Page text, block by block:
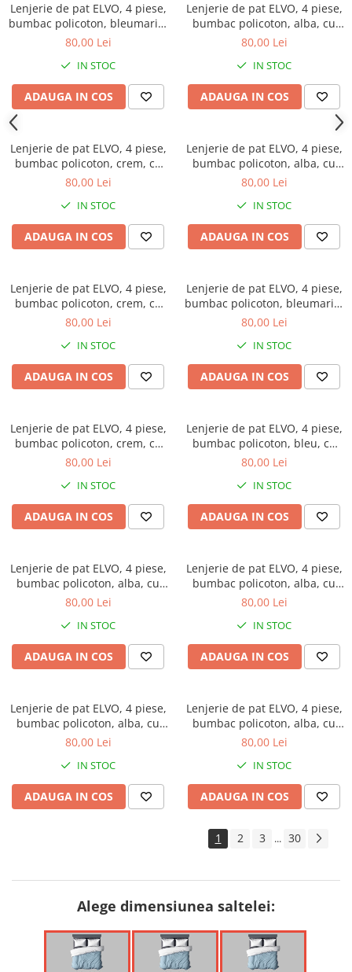
Lenjerie de pat ELVO, 4 piese,
bumbac policoton, bleumarin,
cu flori albe
80,00 Lei
IN STOC
ADAUGA IN COS
Lenjerie de pat ELVO, 4 piese,
bumbac policoton, alba, cu
lalele galbene
80,00 Lei
IN STOC
ADAUGA IN COS
Lenjerie de pat ELVO, 4 piese,
bumbac policoton, crem, cu
flori maro si negre
80,00 Lei
IN STOC
ADAUGA IN COS
Lenjerie de pat ELVO, 4 piese,
bumbac policoton, alba, cu
stelute rosii
80,00 Lei
IN STOC
ADAUGA IN COS
Lenjerie de pat ELVO, 4 piese,
bumbac policoton, crem, cu
flori mov
80,00 Lei
IN STOC
ADAUGA IN COS
Lenjerie de pat ELVO, 4 piese,
bumbac policoton, bleumarin,
cu forme geometrice
80,00 Lei
IN STOC
ADAUGA IN COS
Lenjerie de pat ELVO, 4 piese,
bumbac policoton, crem, cu
flori caramizii
80,00 Lei
IN STOC
ADAUGA IN COS
Lenjerie de pat ELVO, 4 piese,
bumbac policoton, bleu, cu
flori stilizate
80,00 Lei
IN STOC
ADAUGA IN COS
Lenjerie de pat ELVO, 4 piese,
bumbac policoton, alba, cu
forme geometrice mustar
80,00 Lei
IN STOC
ADAUGA IN COS
Lenjerie de pat ELVO, 4 piese,
bumbac policoton, alba, cu
flori mov
80,00 Lei
IN STOC
ADAUGA IN COS
Lenjerie de pat ELVO, 4 piese,
bumbac policoton, alba, cu
papadii si cercuri rosii
80,00 Lei
IN STOC
ADAUGA IN COS
Lenjerie de pat ELVO, 4 piese,
bumbac policoton, alba, cu
cercuri multicolore
80,00 Lei
IN STOC
ADAUGA IN COS
1 2 3 ... 30
Alege dimensiunea saltelei: